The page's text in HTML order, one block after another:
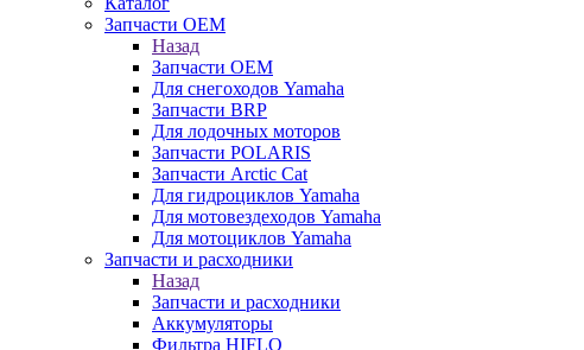
Запчасти OEM
Назад
Запчасти OEM
Для снегоходов Yamaha
Запчасти BRP
Для лодочных моторов
Запчасти POLARIS
Запчасти Arctic Cat
Для гидроциклов Yamaha
Для мотовездеходов Yamaha
Для мотоциклов Yamaha
Запчасти и расходники
Назад
Запчасти и расходники
Аккумуляторы
Фильтра HIFLO